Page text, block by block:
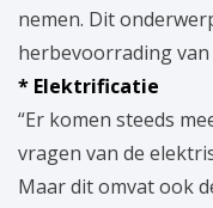
nemen. Dit
herbevoorrading van
* Elektrificatie
“Er komen steeds
vragen van de
Maar dit omvat ook